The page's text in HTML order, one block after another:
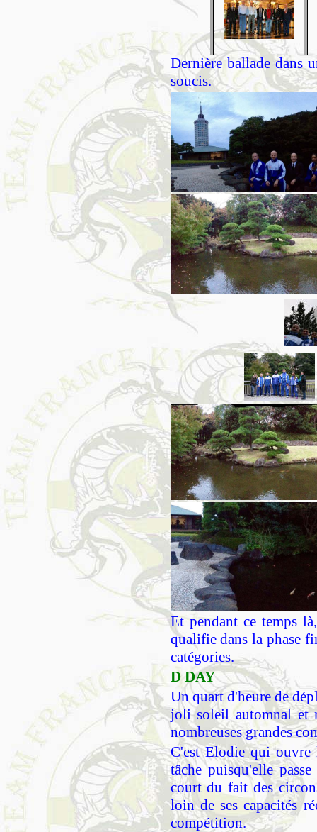
Dernière ballade dans
soucis.
Et pendant ce temps
qualifie dans la phase
catégories.
D DAY
Un quart d'heure de
joli soleil automnal et
nombreuses grandes
C'est Elodie qui ouvre
tâche puisqu'elle
court du fait des
loin de ses capacités
compétition.